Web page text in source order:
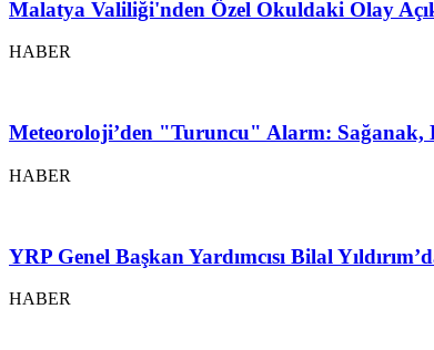
Malatya Valiliği'nden Özel Okuldaki Olay
HABER
Meteoroloji’den "Turuncu" Alarm: Sağanak,
HABER
YRP Genel Başkan Yardımcısı Bilal
HABER